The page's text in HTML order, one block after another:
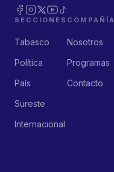
SECCIONES
Tabasco
Política
País
Sureste
Internacional
COMPAÑÍA
Nosotros
Programas
Contacto